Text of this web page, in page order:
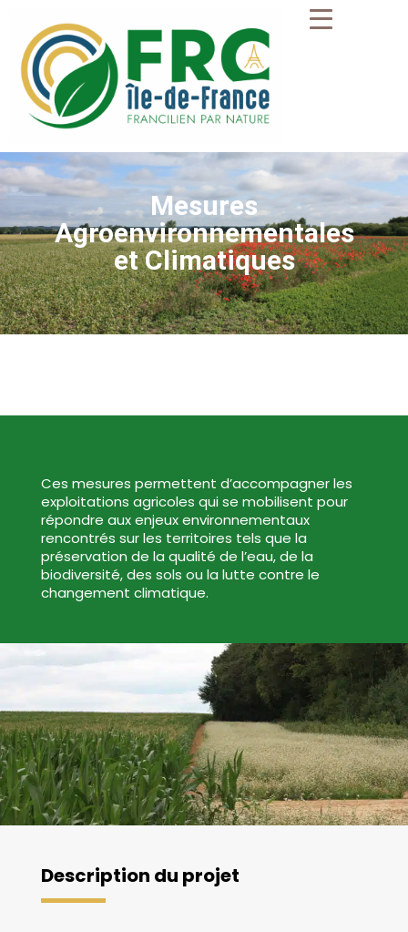
Mesures
Agroenvironnementales
et Climatiques
Ces mesures permettent d’accompagner les
exploitations agricoles qui se mobilisent pour
répondre aux enjeux environnementaux
rencontrés sur les territoires tels que la
préservation de la qualité de l’eau, de la
biodiversité, des sols ou la lutte contre le
changement climatique.
Description du projet